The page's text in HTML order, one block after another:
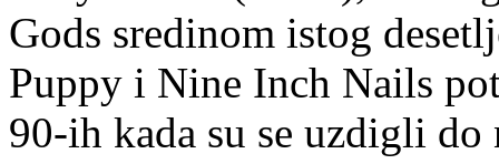
Gods sredinom istog
Puppy i Nine Inch Nails
90-ih kada su se uzdigli